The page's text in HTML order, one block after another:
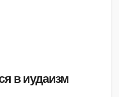
в иудаизм